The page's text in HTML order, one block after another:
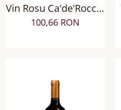
Vin Rosu Ca'de'Rocchi
Dugal Cabernet
Sauvignon Merlot IGP
100,66 RON